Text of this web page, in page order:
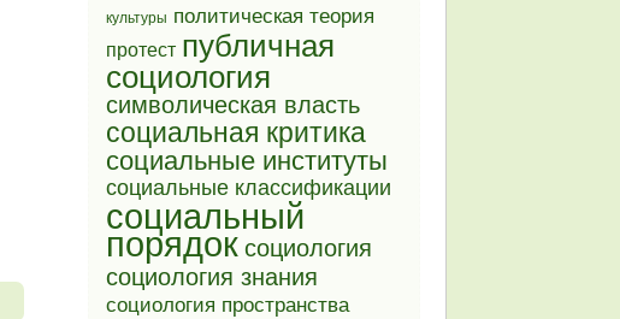
культуры политическая теория
протест публичная
социология
символическая власть
социальная критика
социальные институты
социальные классификации
социальный
порядок социология
социология знания
социология пространства